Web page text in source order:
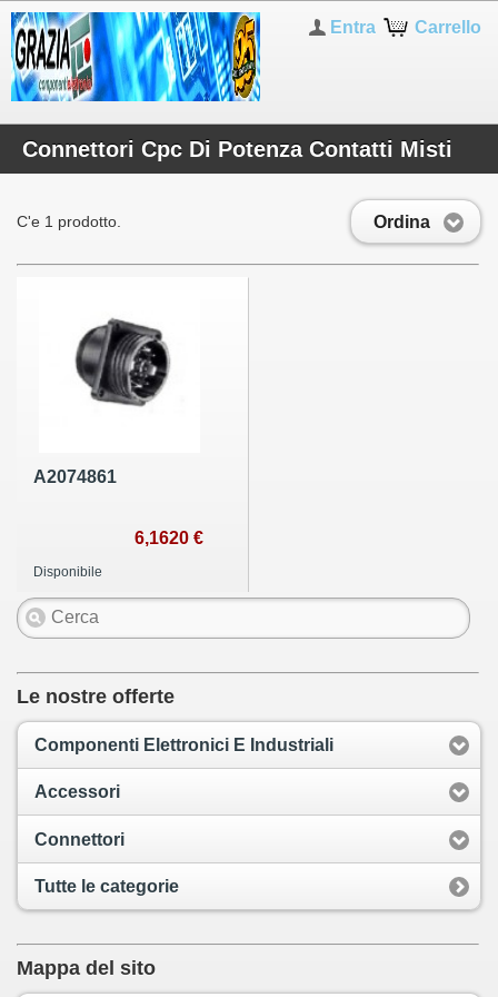
Carrello
Entra
Connettori Cpc Di Potenza Contatti Misti
Ordina
C'e 1 prodotto.
A2074861
6,1620 €
Disponibile
Le nostre offerte
Componenti Elettronici E Industriali
Accessori
Connettori
Tutte le categorie
Mappa del sito